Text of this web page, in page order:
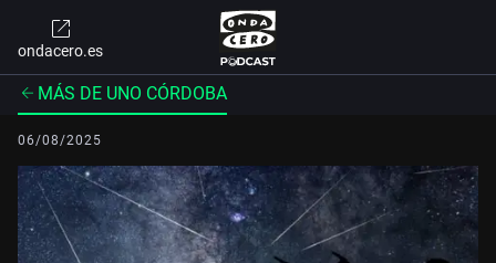
ondacero.es
MÁS DE UNO CÓRDOBA
06/08/2025